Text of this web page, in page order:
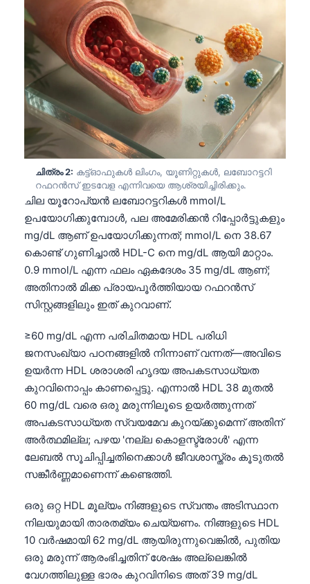
ചിത്രം 2: കട്ട്‌ഓഫുകൾ ലിംഗം, യൂണിറ്റുകൾ, ലബോറട്ടറി
റഫറൻസ് ഇടവേള എന്നിവയെ ആശ്രയിച്ചിരിക്കും.
ചില യൂറോപ്യൻ ലബോറട്ടറികൾ mmol/L
ഉപയോഗിക്കുമ്പോൾ, പല അമേരിക്കൻ റിപ്പോർട്ടുകളും
mg/dL ആണ് ഉപയോഗിക്കുന്നത്; mmol/L നെ 38.67
കൊണ്ട് ഗുണിച്ചാൽ HDL-C നെ mg/dL ആയി മാറ്റാം.
0.9 mmol/L എന്ന ഫലം ഏകദേശം 35 mg/dL ആണ്;
അതിനാൽ മിക്ക പ്രായപൂർത്തിയായ റഫറൻസ്
സിസ്റ്റങ്ങളിലും ഇത് കുറവാണ്.
≥60 mg/dL എന്ന പരിചിതമായ HDL പരിധി
ജനസംഖ്യാ പഠനങ്ങളിൽ നിന്നാണ് വന്നത്—അവിടെ
ഉയർന്ന HDL ശരാശരി ഹൃദയ അപകടസാധ്യത
കുറവിനൊപ്പം കാണപ്പെട്ടു. എന്നാൽ HDL 38 മുതൽ
60 mg/dL വരെ ഒരു മരുന്നിലൂടെ ഉയർത്തുന്നത്
അപകടസാധ്യത സ്വയമേവ കുറയ്ക്കുമെന്ന് അതിന്
അർത്ഥമില്ല; പഴയ 'നല്ല കൊളസ്ട്രോൾ' എന്ന
ലേബൽ സൂചിപ്പിച്ചതിനെക്കാൾ ജീവശാസ്ത്രം കൂടുതൽ
സങ്കീർണ്ണമാണെന്ന് കണ്ടെത്തി.
ഒരു ഒറ്റ HDL മൂല്യം നിങ്ങളുടെ സ്വന്തം അടിസ്ഥാന
നിലയുമായി താരതമ്യം ചെയ്യണം. നിങ്ങളുടെ HDL
10 വർഷമായി 62 mg/dL ആയിരുന്നുവെങ്കിൽ, പുതിയ
ഒരു മരുന്ന് ആരംഭിച്ചതിന് ശേഷം അല്ലെങ്കിൽ
വേഗത്തിലുള്ള ഭാരം കുറവിനിടെ അത് 39 mg/dL